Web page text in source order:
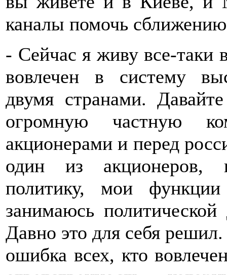
каналы помочь сближению
- Сейчас я живу все-таки
вовлечен в систему
двумя странами.
огромную частную
акционерами и перед
один из акционеров,
политику, мои
занимаюсь
Давно это для себя
ошибка всех, кто